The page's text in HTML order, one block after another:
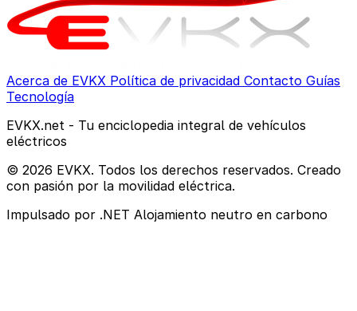
Acerca de EVKX Política de privacidad Contacto Guías
Tecnología
EVKX.net - Tu enciclopedia integral de vehículos
eléctricos
© 2026 EVKX. Todos los derechos reservados. Creado
con pasión por la movilidad eléctrica.
Impulsado por .NET Alojamiento neutro en carbono